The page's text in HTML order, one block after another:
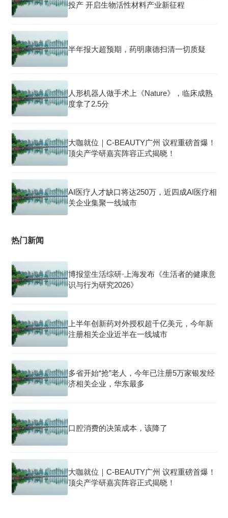
投产 开启生物活性材料产业新征程
半年报大超预期，药明康德扫清一切质疑
人形机器人做手术上《Nature》，临床成熟
度拿了2.5分
大咖就位｜C-BEAUTY广州 议程重磅首爆！
顶尖产学研嘉宾阵容正式揭晓！
AI医疗人才缺口将达250万，近四成AI医疗相
关企业集聚一线城市
热门新闻
博报堂生活综研·上海发布《生活者的健康意
识与行为研究2026》
上半年创新药对外授权超千亿美元，今年新
注册相关企业近半在一线城市
多省开始“抢”老人，今年已注册5万家银发经
济相关企业，华东最多
口腔消费的决策成本，该降了
大咖就位｜C-BEAUTY广州 议程重磅首爆！
顶尖产学研嘉宾阵容正式揭晓！